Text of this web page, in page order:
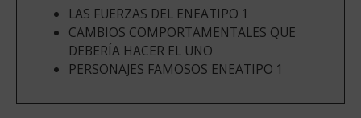
LAS FUERZAS DEL ENEATIPO 1
CAMBIOS COMPORTAMENTALES QUE
DEBERÍA HACER EL UNO
PERSONAJES FAMOSOS ENEATIPO 1